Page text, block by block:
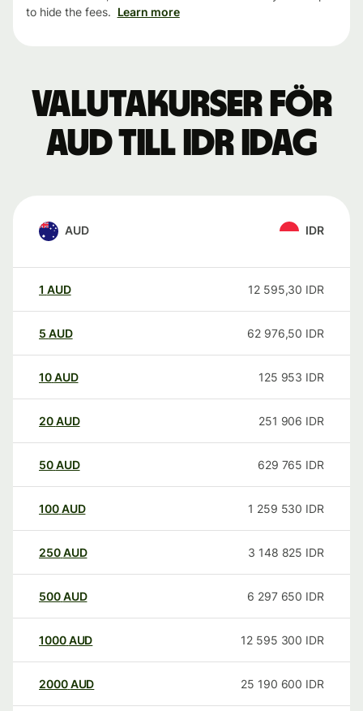
to hide the fees. Learn more
Valutakurser för
AUD till IDR idag
AUD IDR
1 AUD 12 595,30 IDR
5 AUD 62 976,50 IDR
10AUD 125 953 IDR
20AUD 251 906 IDR
50AUD 629 765 IDR
100AUD 1 259 530 IDR
250AUD 3 148 825 IDR
500AUD 6 297 650 IDR
1000AUD 12 595 300 IDR
2000AUD 25 190 600 IDR